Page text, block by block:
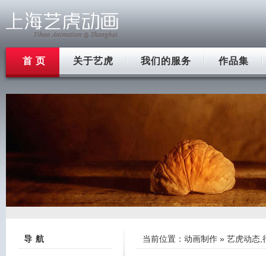
首 页 关于艺虎 我们的服务 作品集
导 航 当前位置： 动画制作 » 艺虎动态